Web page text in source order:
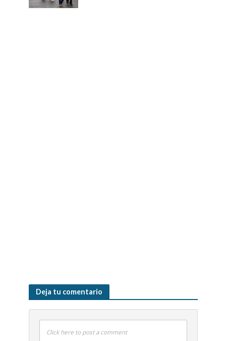
Deja tu comentario
Click here to post a comment